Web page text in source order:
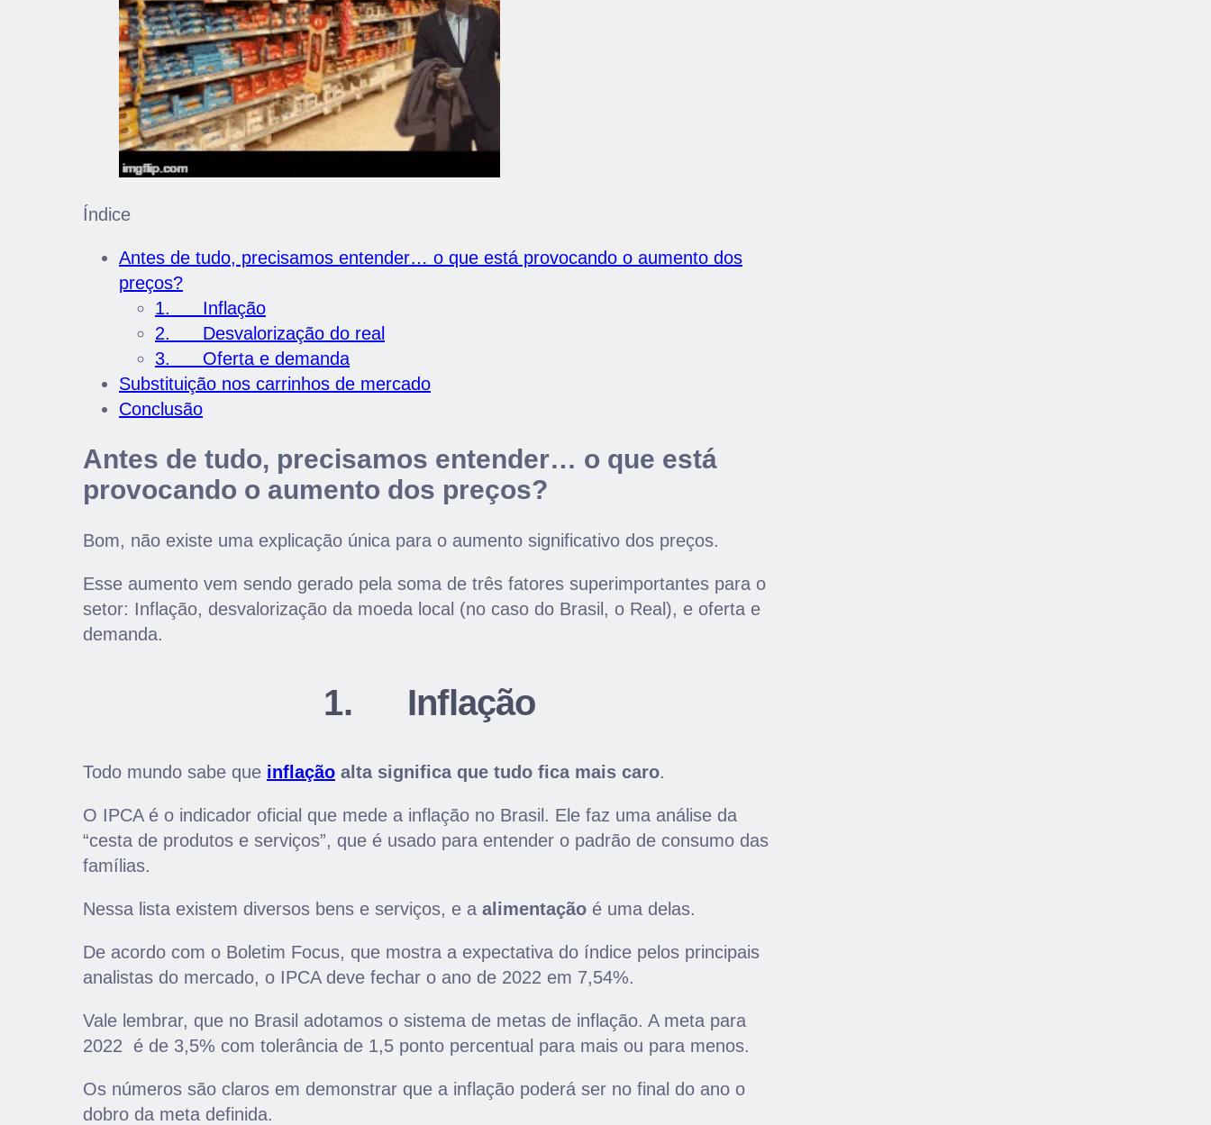
Índice
Antes de tudo, precisamos entender… o que está provocando o aumento dos
preços?
1. Inflação
2. Desvalorização do real
3. Oferta e demanda
Substituição nos carrinhos de mercado
Conclusão
Antes de tudo, precisamos entender… o que está
provocando o aumento dos preços?
Bom, não existe uma explicação única para o aumento significativo dos preços.
Esse aumento vem sendo gerado pela soma de três fatores superimportantes para o
setor: Inflação, desvalorização da moeda local (no caso do Brasil, o Real), e oferta e
demanda.
1. Inflação
Todo mundo sabe que inflação alta significa que tudo fica mais caro.
O IPCA é o indicador oficial que mede a inflação no Brasil. Ele faz uma análise da
“cesta de produtos e serviços”, que é usado para entender o padrão de consumo das
famílias.
Nessa lista existem diversos bens e serviços, e a alimentação é uma delas.
De acordo com o Boletim Focus, que mostra a expectativa do índice pelos principais
analistas do mercado, o IPCA deve fechar o ano de 2022 em 7,54%.
Vale lembrar, que no Brasil adotamos o sistema de metas de inflação. A meta para
2022 é de 3,5% com tolerância de 1,5 ponto percentual para mais ou para menos.
Os números são claros em demonstrar que a inflação poderá ser no final do ano o
dobro da meta definida.